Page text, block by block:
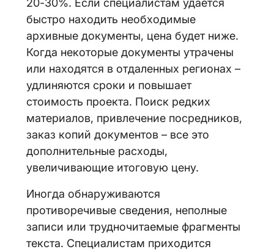
быстро находить необходимые
архивные документы, цена будет ниже.
Когда некоторые документы утрачены
или находятся в отдаленных регионах –
удлиняются сроки и повышает
стоимость проекта. Поиск редких
материалов, привлечение посредников,
заказ копий документов – все это
дополнительные расходы,
увеличивающие итоговую цену.
Иногда обнаруживаются
противоречивые сведения, неполные
записи или трудночитаемые фрагменты
текста. Специалистам приходится